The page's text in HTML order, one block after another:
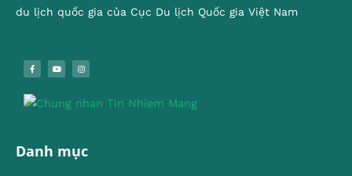
du lịch quốc gia của Cục Du lịch Quốc gia Việt Nam
Danh mục